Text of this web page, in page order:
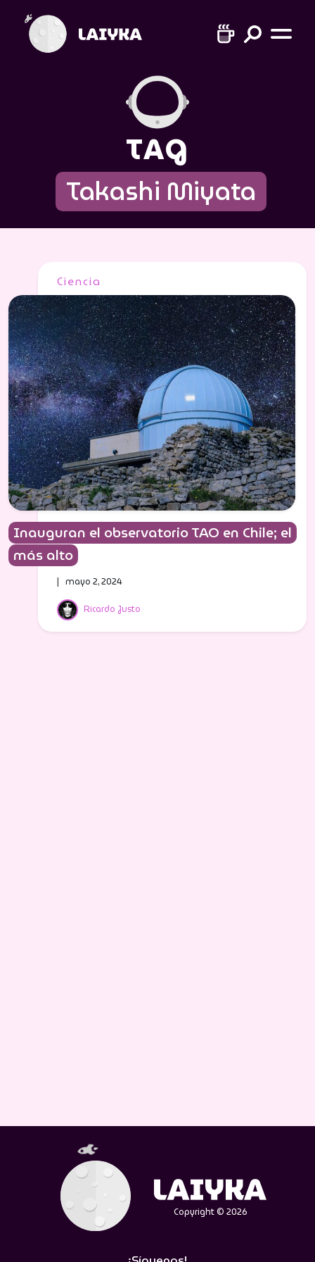
TAG
Takashi Miyata
Ciencia
Inauguran el observatorio TAO en Chile; el
más alto
Ricardo Justo
| mayo 2, 2024
Copyright © 2026